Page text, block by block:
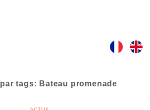
tags: Bateau promenade